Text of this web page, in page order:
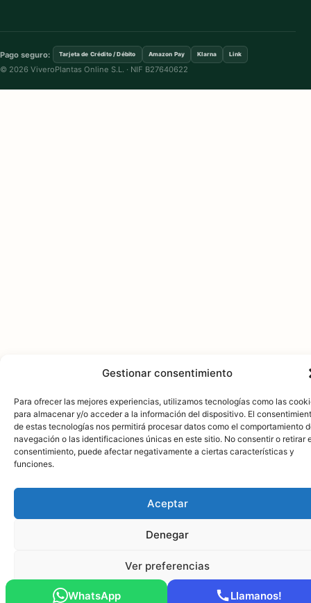
Gestionar consentimiento
Para ofrecer las mejores experiencias, utilizamos tecnologías como las
para almacenar y/o acceder a la información del dispositivo. El
de estas tecnologías nos permitirá procesar datos como el comportamiento
navegación o las identificaciones únicas en este sitio. No consentir o retirar
consentimiento, puede afectar negativamente a ciertas características y
funciones.
Aceptar
Denegar
Ver preferencias
Pago seguro: Tarjeta de Crédito / Débito Amazon Pay Klarna Link
© 2026 ViveroPlantas Online S.L. · NIF B27640622
WhatsApp Llamanos!